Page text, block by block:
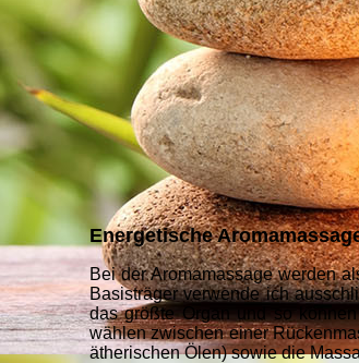
Energetische
Bei der Aromamassage werden
Basisträger verwende ich
das größte Organ und so
wählen zwischen einer
ätherischen Ölen) sowie die